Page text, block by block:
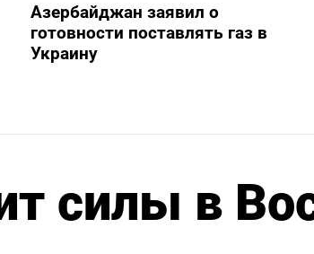
Азербайджан заявил о
готовности поставлять газ в
Украину
силы в